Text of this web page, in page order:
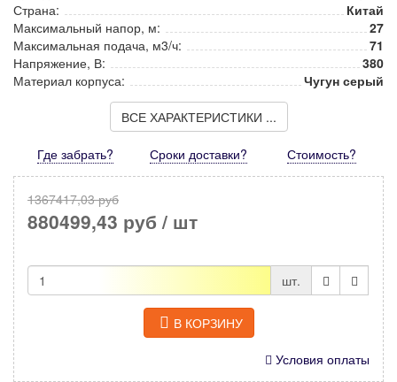
Страна:
Китай
Максимальный напор, м:
27
Максимальная подача, м3/ч:
71
Напряжение, В:
380
Материал корпуса:
Чугун серый
ВСЕ ХАРАКТЕРИСТИКИ ...
Где забрать? Сроки доставки? Стоимость?
1367417,03 руб
880499,43 руб / шт
шт.
В КОРЗИНУ
Условия оплаты